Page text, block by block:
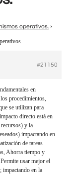
operativos. ›
#21150
en
procedimientos,
se utilizan para
directo está en
y la
en
de tareas
Ahorra tiempo y
usar mejor el
impactando en la